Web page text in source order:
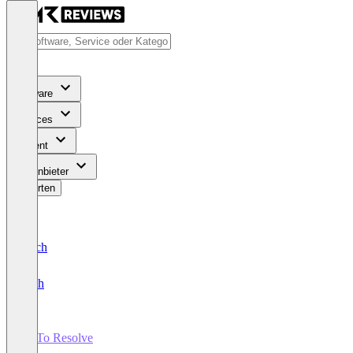
Software
Services
Content
Für Anbieter
Bewerten
Deutsch
English
GoTo Resolve